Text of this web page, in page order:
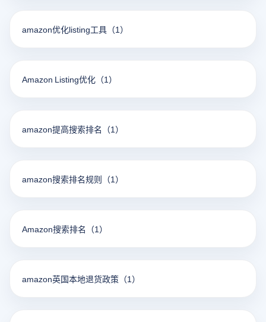
amazon优化listing工具 （1）
Amazon Listing优化 （1）
amazon提高搜索排名 （1）
amazon搜索排名规则 （1）
Amazon搜索排名 （1）
amazon英国本地退货政策 （1）